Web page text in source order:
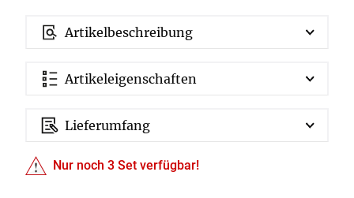
Artikelbeschreibung
Artikeleigenschaften
Lieferumfang
Nur noch3 Set verfügbar!